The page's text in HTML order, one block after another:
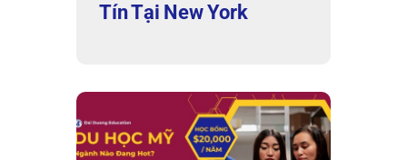
Tín Tại New York